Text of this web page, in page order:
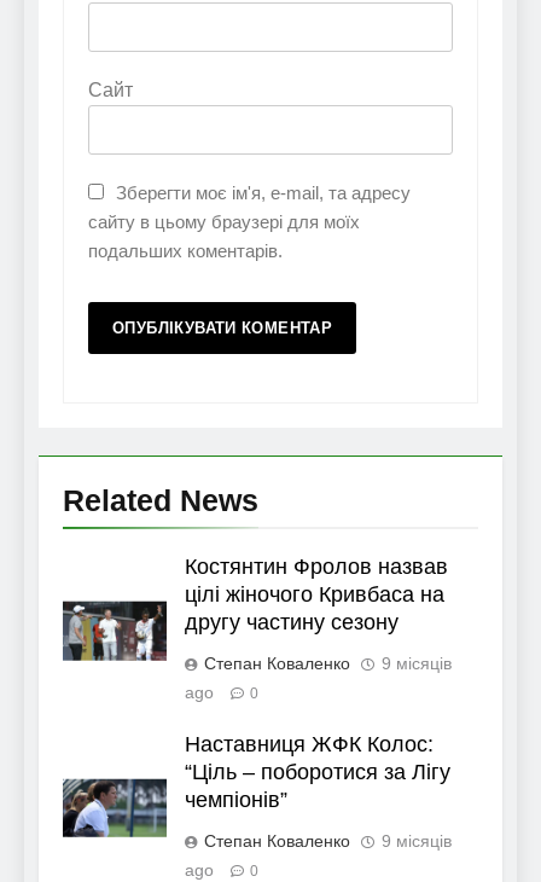
Сайт
Зберегти моє ім'я, e-mail, та адресу
сайту в цьому браузері для моїх
подальших коментарів.
Related News
Костянтин Фролов назвав
цілі жіночого Кривбаса на
другу частину сезону
Степан Коваленко
9 місяців
ago
0
Наставниця ЖФК Колос:
“Ціль – поборотися за Лігу
чемпіонів”
Степан Коваленко
9 місяців
ago
0